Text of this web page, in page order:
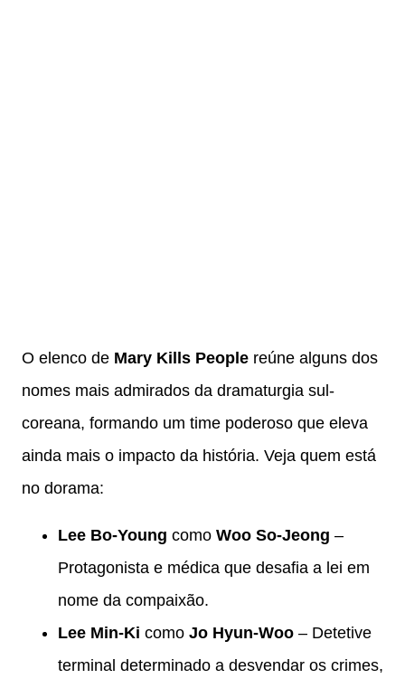
O elenco de Mary Kills People reúne alguns dos
nomes mais admirados da dramaturgia sul-
coreana, formando um time poderoso que eleva
ainda mais o impacto da história. Veja quem está
no dorama:
Lee Bo-Young como Woo So-Jeong –
Protagonista e médica que desafia a lei em
nome da compaixão.
Lee Min-Ki como Jo Hyun-Woo – Detetive
terminal determinado a desvendar os crimes,